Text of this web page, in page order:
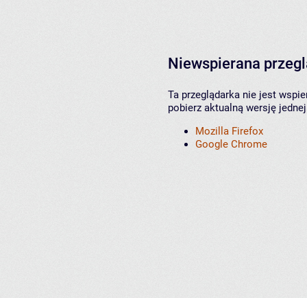
Niewspierana
Ta przeglądarka nie jest
pobierz aktualną wersję
Mozilla Firefox
Google Chrome